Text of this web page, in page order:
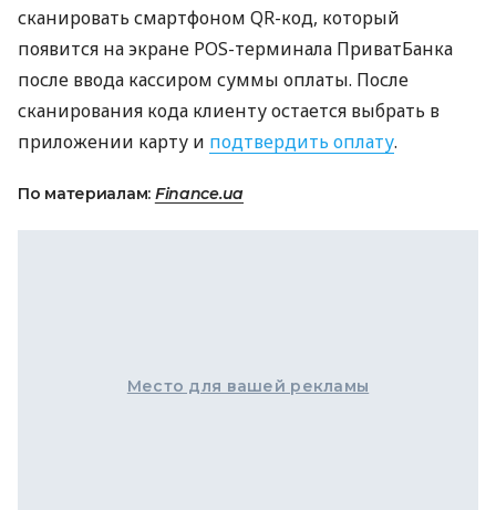
сканировать смартфоном QR-код, который
появится на экране POS-терминала ПриватБанка
после ввода кассиром суммы оплаты. После
сканирования кода клиенту остается выбрать в
приложении карту и подтвердить оплату.
По материалам: Finance.ua
Место для вашей рекламы